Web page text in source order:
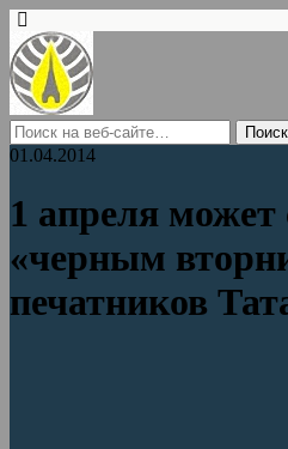
01.04.2014
1 апреля может
«черным
печатников